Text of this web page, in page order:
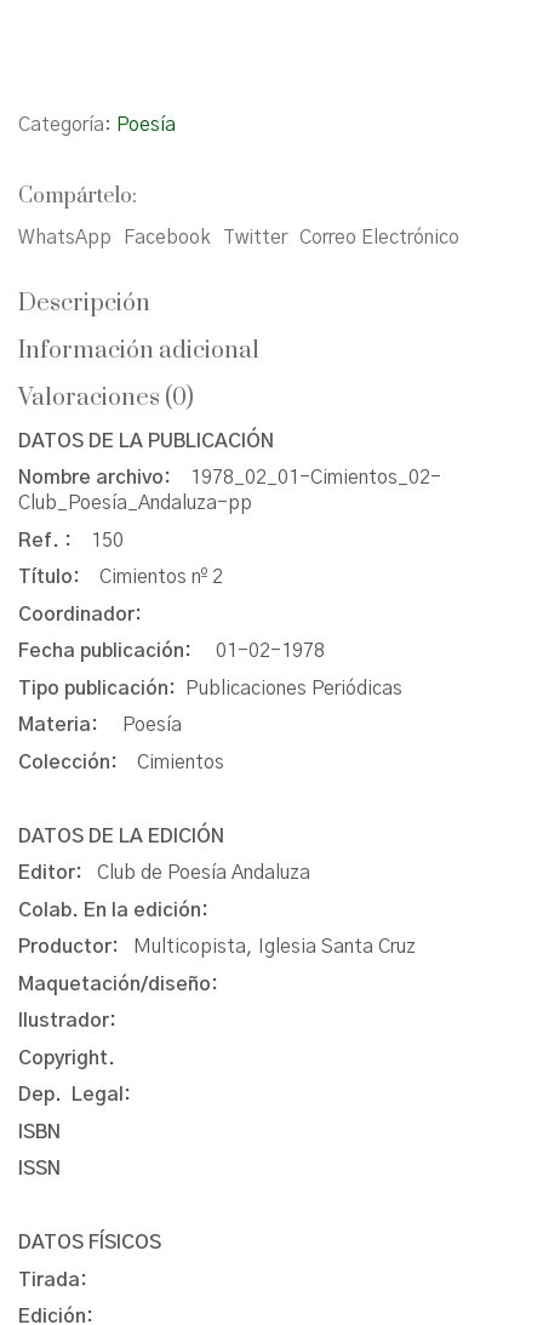
Categoría: Poesía
Compártelo:
WhatsApp Facebook Twitter Correo Electrónico
Descripción
Información adicional
Valoraciones (0)
DATOS DE LA PUBLICACIÓN
Nombre archivo:
1978_02_01-Cimientos_02-
Club_Poesía_Andaluza-pp
Ref. :
150
Título: Cimientos nº 2
Coordinador:
Fecha publicación: 01-02-1978
Tipo publicación:
Publicaciones Periódicas
Materia:
Poesía
Colección: Cimientos
DATOS DE LA EDICIÓN
Editor: Club de Poesía Andaluza
Colab. En la edición:
Productor:
Multicopista, Iglesia Santa Cruz
Maquetación/diseño:
Ilustrador:
Copyright.
Dep. Legal:
ISBN
ISSN
DATOS FÍSICOS
Tirada:
Edición: